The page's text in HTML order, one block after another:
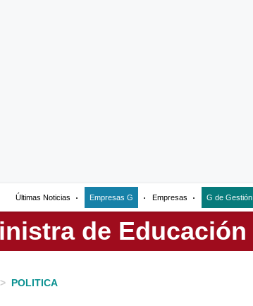
Últimas Noticias Empresas G Empresas G de Gestión
> POLITICA